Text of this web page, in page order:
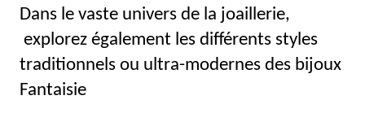
Dans le vaste univers de la joaillerie,
explorez également les différents styles
traditionnels ou ultra-modernes des bijoux
Fantaisie